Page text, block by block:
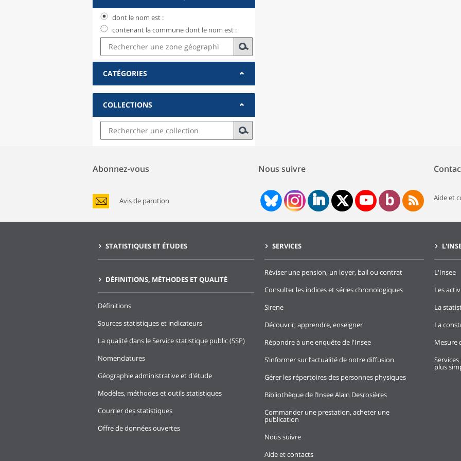
dont le nom est :
contenant la commune dont le nom est :
CATÉGORIES
COLLECTIONS
Abonnez-vous
Avis de parution
Nous suivre
Aide et
STATISTIQUES ET ÉTUDES
DÉFINITIONS, MÉTHODES ET QUALITÉ
Définitions
Sources statistiques et indicateurs
La qualité dans le Service statistique public (SSP)
Nomenclatures
Géographie administrative et d'étude
Modèles, méthodes et outils statistiques
Courrier des statistiques
Offre de données ouvertes
SERVICES
Réviser une pension, un loyer, bail ou contrat
Consulter les indices et séries chronologiques
Sirene
Découvrir, apprendre, enseigner
Répondre à une enquête de l'Insee
S’informer sur l’actualité de notre diffusion
Gérer les répertoires des personnes physiques
Bibliothèque de l’Insee Alain Desrosières
Commander une prestation, acheter une
publication
Nous suivre
Aide et contacts
L'Insee
Les
La
La
Mesure
plus